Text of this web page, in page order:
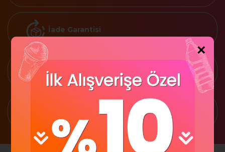
İade Garantisi
Kredi Kartına 3 Taksit
1500 TL Üzeri Ücretsiz Kargo
×